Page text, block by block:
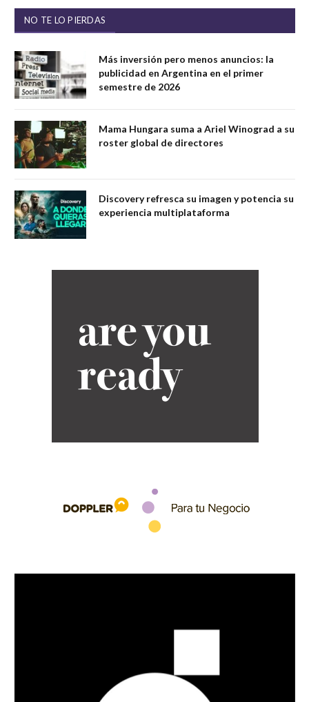
NO TE LO PIERDAS
Más inversión pero menos anuncios: la
publicidad en Argentina en el primer
semestre de 2026
Mama Hungara suma a Ariel Winograd a su
roster global de directores
Discovery refresca su imagen y potencia su
experiencia multiplataforma